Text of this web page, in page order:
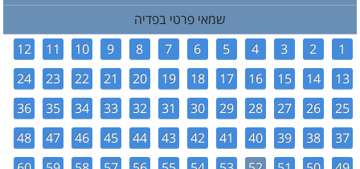
שמאי פרטי בפדיה
1
2
3
4
5
6
7
8
9
10
11
12
13
14
15
16
17
18
19
20
21
22
23
24
25
26
27
28
29
30
31
32
33
34
35
36
37
38
39
40
41
42
43
44
45
46
47
48